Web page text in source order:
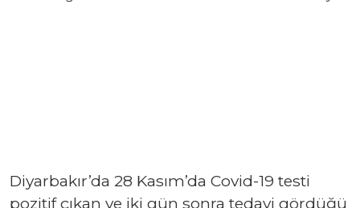
Diyarbakır’da 28 Kasım’da Covid-19 testi
pozitif çıkan ve iki gün sonra tedavi gördüğü